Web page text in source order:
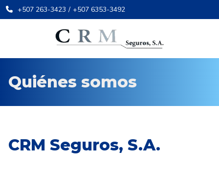
+507 263-3423 / +507 6353-3492
Quiénes somos
CRM Seguros, S.A.